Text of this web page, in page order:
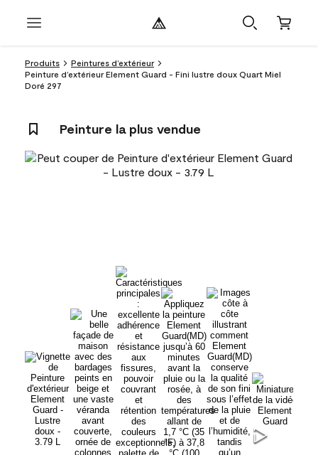
Produits
Peintures d’extérieur
Peinture d’extérieur Element Guard - Fini lustre doux Quart Miel
Doré 297
Peinture la plus vendue